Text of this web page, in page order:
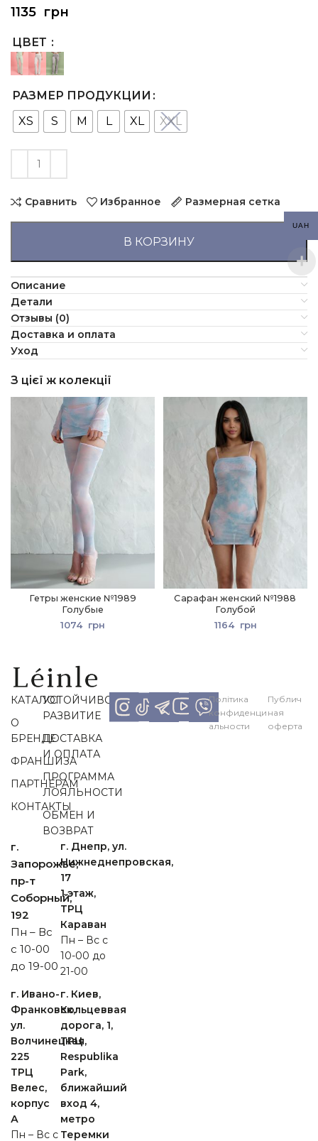
1135 грн
ЦВЕТ
РАЗМЕР ПРОДУКЦИИ
XS
S M L XL XXL
Сравнить Избранное Размерная сетка
В КОРЗИНУ
Описание
Детали
Отзывы (0)
Доставка и оплата
Уход
З цієї ж колекції
Гетры женские №1989
Голубые
1074 грн
Сарафан женский №1988
Голубой
1164 грн
г.
Запорожье,
пр-т
Cоборный,
192
Пн – Вс
с 10-00
до 19-00
г. Днепр, ул.
Нижнеднепровская,
17
1 этаж,
ТРЦ
Караван
Пн – Вс с
10-00 до
21-00
г. Ивано-
Франковск,
ул.
Волчинецкая,
225
ТРЦ
Велес,
корпус
А
Пн – Вс с
г. Киев,
Кольцеввая
дорога, 1,
ТРЦ
Respublika
Park,
ближайший
вход 4,
метро
Теремки
КАТАЛОГ
О
БРЕНДЕ
ФРАНШИЗА
ПАРТНЕРАМ
КОНТАКТЫ
УСТОЙЧИВОЕ
РАЗВИТИЕ
ДОСТАВКА
И ОПЛАТА
ПРОГРАММА
ЛОЯЛЬНОСТИ
ОБМЕН И
ВОЗВРАТ
Політика
конфиденци
альности
Публич
ная
оферта
UAH